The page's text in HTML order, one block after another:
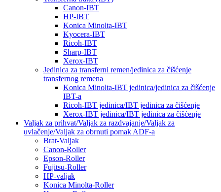
Canon-IBT
HP-IBT
Konica Minolta-IBT
Kyocera-IBT
Ricoh-IBT
Sharp-IBT
Xerox-IBT
Jedinica za transferni remen/jedinica za čišćenje
transfernog remena
Konica Minolta-IBT jedinica/jedinica za čišćenje
IBT-a
Ricoh-IBT jedinica/IBT jedinica za čišćenje
Xerox-IBT jedinica/IBT jedinica za čišćenje
Valjak za prihvat/Valjak za razdvajanje/Valjak za
uvlačenje/Valjak za obrnuti pomak ADF-a
Brat-Valjak
Canon-Roller
Epson-Roller
Fujitsu-Roller
HP-valjak
Konica Minolta-Roller